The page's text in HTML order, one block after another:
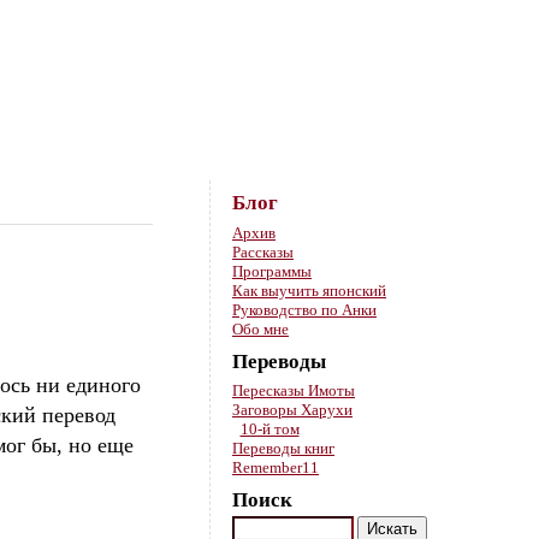
ни единого
перевод
бы, но еще
Блог
Архив
Рассказы
Программы
Как выучить японский
Руководство по Анки
Обо мне
Переводы
Пересказы Имоты
Заговоры Харухи
10-й том
Переводы книг
Remember11
Поиск